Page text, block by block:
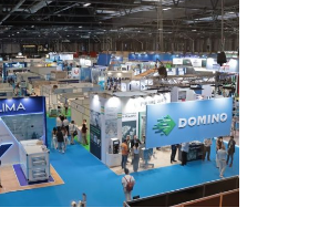
Vetforum 2026
analizará las
claves de la
regulación
europea, GMP y
farmacovigilancia
veterinaria